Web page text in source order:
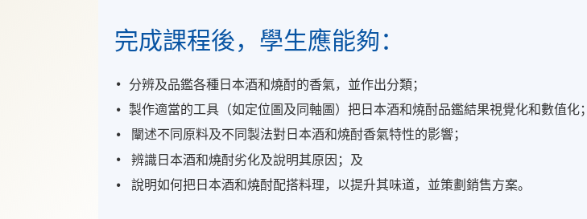
完成課程後， 學生應能夠：
分辨及品鑑各種日本酒和燒酎的香氣，並作出分類；
製作適當的工具（如定位圖及同軸圖）把日本酒和燒酎品鑑結果視覺化和數值化；
闡述不同原料及不同製法對日本酒和燒酎香氣特性的影響；
辨識日本酒和燒酎劣化及說明其原因；及
說明如何把日本酒和燒酎配搭料理，以提升其味道，並策劃銷售方案。